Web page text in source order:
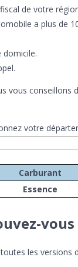
de votre
a plus de
domicile.
votre
Carburant
Essence
les versions